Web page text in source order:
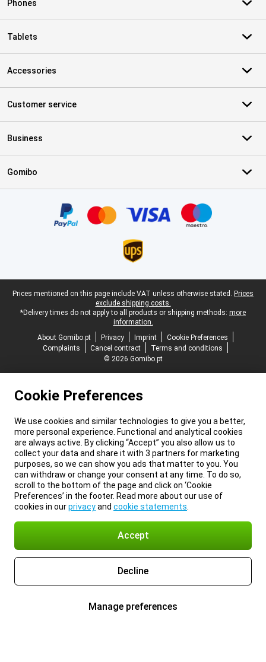
Phones
Tablets
Accessories
Customer service
Business
Gomibo
Legal footer
Prices mentioned on this page include VAT unless otherwise stated. Prices
exclude shipping costs.
*Delivery times do not apply to all products or shipping methods: more
information.
About Gomibo.pt
Privacy Imprint
Cookie Preferences
Complaints
Cancel contract
Terms and conditions
© 2026 Gomibo.pt
Cookie Preferences
We use cookies and similar technologies to give you a better,
more personal experience. Functional and analytical cookies
are always active. By clicking “Accept” you also allow us to
collect your data and share it with 3 partners for marketing
purposes, so we can show you ads that matter to you. You
can withdraw or change your consent at any time. To do so,
scroll to the bottom of the page and click on ‘Cookie
Preferences’ in the footer. Read more about our use of
cookies in ourprivacyand cookie statements
Accept
Decline
Manage preferences